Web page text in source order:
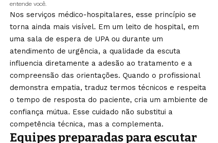
entende você.
Nos serviços médico-hospitalares, esse princípio se
torna ainda mais visível. Em um leito de hospital, em
uma sala de espera de UPA ou durante um
atendimento de urgência, a qualidade da escuta
influencia diretamente a adesão ao tratamento e a
compreensão das orientações. Quando o profissional
demonstra empatia, traduz termos técnicos e respeita
o tempo de resposta do paciente, cria um ambiente de
confiança mútua. Esse cuidado não substitui a
competência técnica, mas a complementa.
Equipes preparadas para escutar